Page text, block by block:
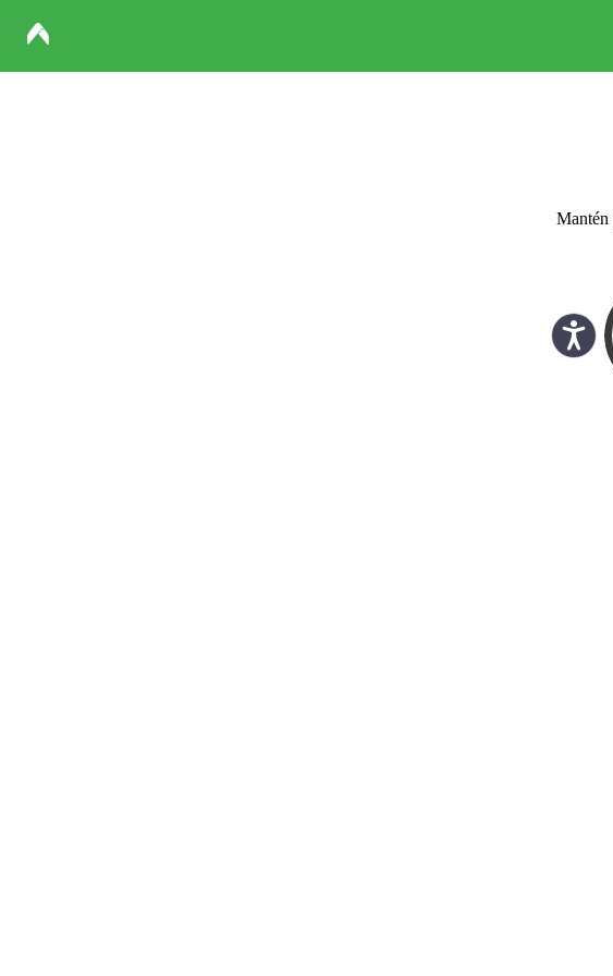
Mantén